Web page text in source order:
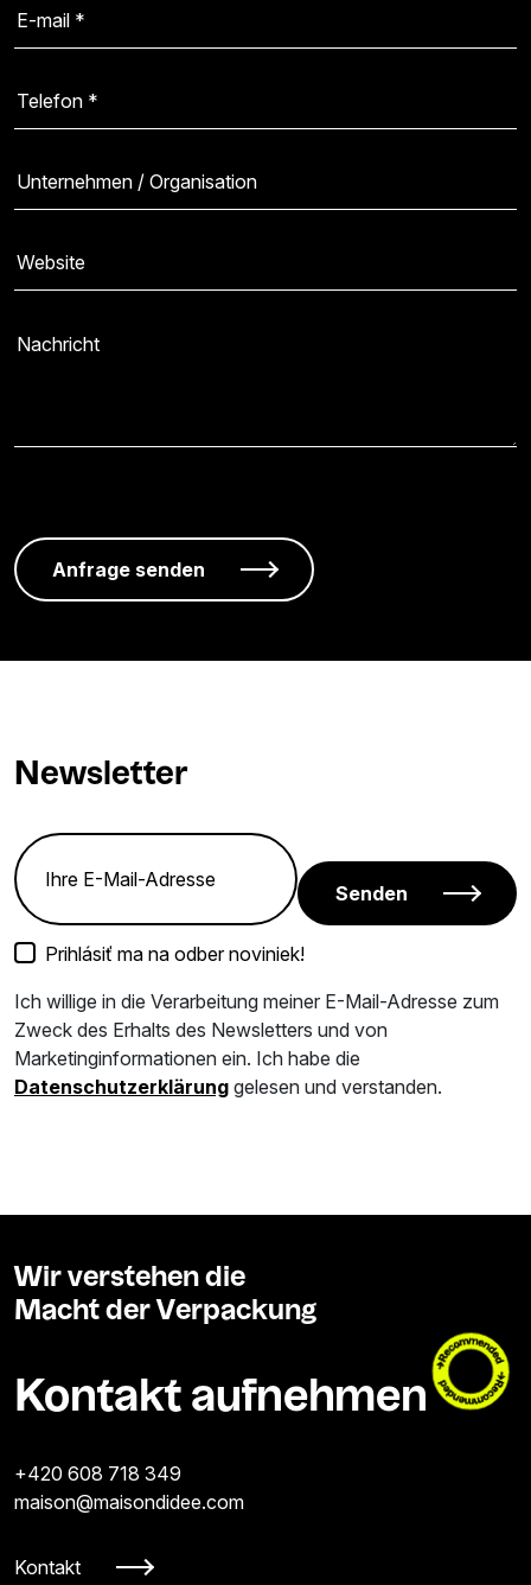
Newsletter
Senden
Prihlásiť ma na odber noviniek!
Ich willige in die Verarbeitung meiner E-Mail-Adresse zum
Zweck des Erhalts des Newsletters und von
Marketinginformationen ein. Ich habe die
Datenschutzerklärung gelesen und verstanden.
Wir verstehen die
Macht der Verpackung
Kontakt aufnehmen
+420 608 718 349
maison@maisondidee.com
Kontakt